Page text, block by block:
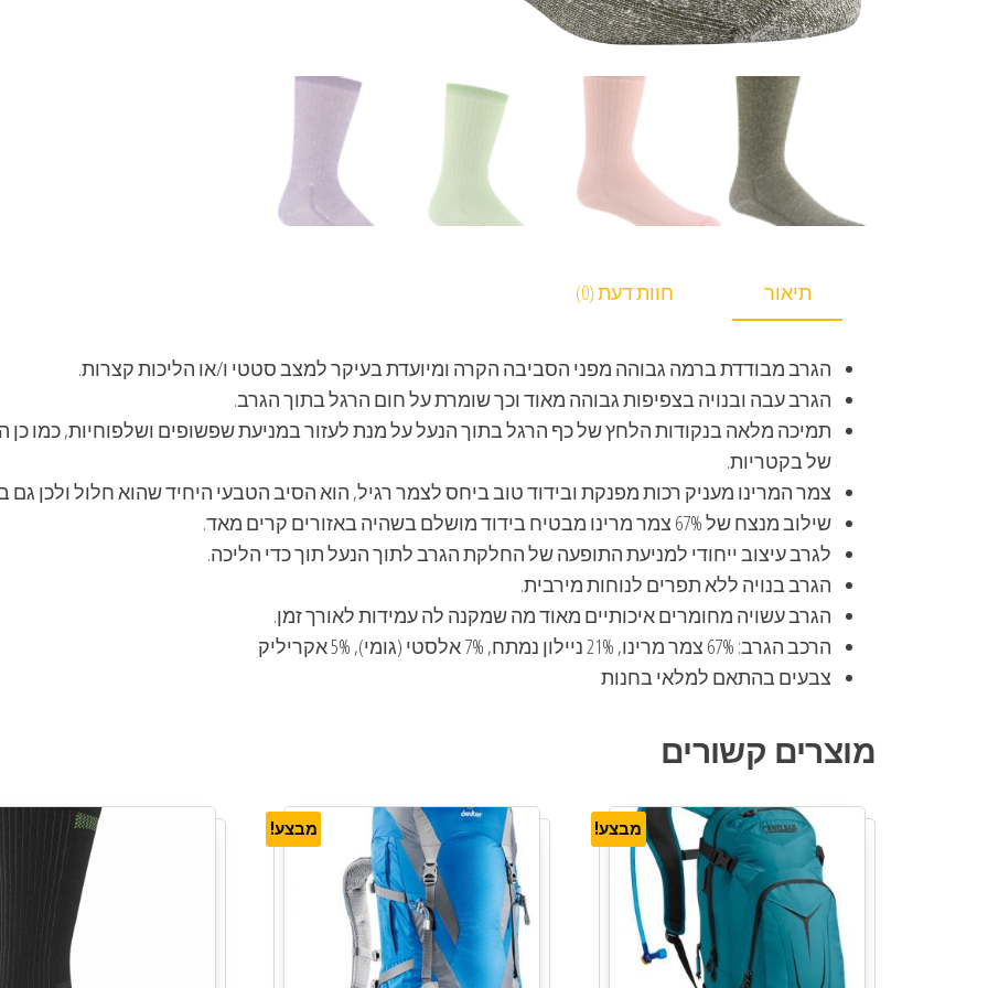
תיאור חוות דעת (0)
הגרב מבודדת ברמה גבוהה מפני הסביבה הקרה ומיועדת בעיקר למצב סטטי ו/או הליכות קצרות.
הגרב עבה ובנויה בצפיפות גבוהה מאוד וכך שומרת על חום הרגל בתוך הגרב.
תמיכה מלאה בנקודות הלחץ של כף הרגל בתוך הנעל על מנת לעזור במניעת שפשופים ושלפוחיות, כמו
של בקטריות.
צמר המרינו מעניק רכות מפנקת ובידוד טוב ביחס לצמר רגיל, הוא הסיב הטבעי היחיד שהוא חלול ולכן גם ביכולתו לבודד ב50%
שילוב מנצח של 67% צמר מרינו מבטיח בידוד מושלם בשהיה באזורים קרים מאד.
לגרב עיצוב ייחודי למניעת התופעה של החלקת הגרב לתוך הנעל תוך כדי הליכה.
הגרב בנויה ללא תפרים לנוחות מירבית.
הגרב עשויה מחומרים איכותיים מאוד מה שמקנה לה עמידות לאורך זמן.
הרכב הגרב: 67% צמר מרינו, 21% ניילון נמתח, 7% אלסטי (גומי), 5% אקריליק
צבעים בהתאם למלאי בחנות
מוצרים קשורים
מבצע! מבצע!